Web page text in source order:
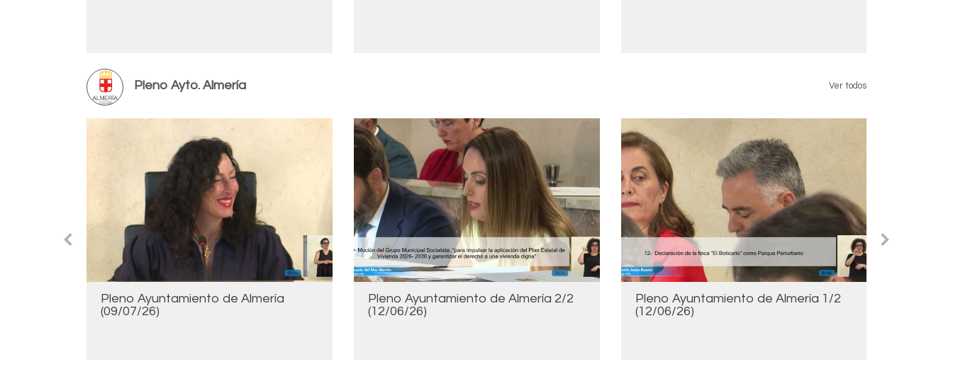
Ver todos
Pleno Ayto. Almería
Pleno Ayuntamiento de Almería
(09/07/26)
Pleno Ayuntamiento de Almería 2/2
(12/06/26)
Pleno Ayuntamiento de Almería 1/2
(12/06/26)